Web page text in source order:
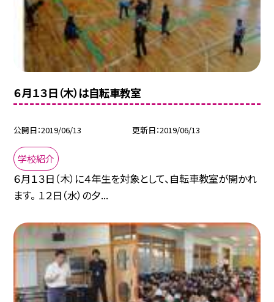
６月１３日（木）は自転車教室
公開日 2019/06/13 更新日 2019/06/13
学校紹介
６月１３日（木）に４年生を対象として、自転車教室が開かれ
ます。 １２日（水）の夕...